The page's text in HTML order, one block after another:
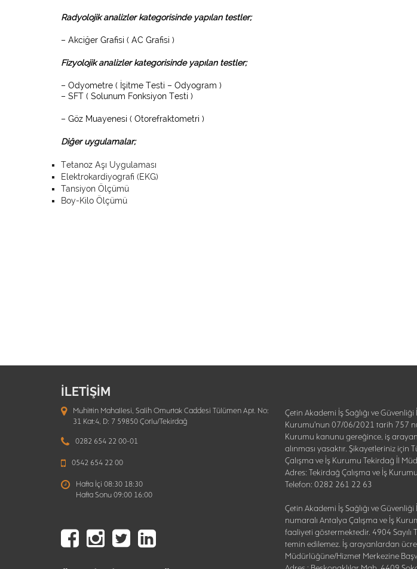
Radyolojik analizler kategorisinde yapılan testler;
– Akciğer Grafisi ( AC Grafisi )
Fizyolojik analizler kategorisinde yapılan testler;
– Odyometre ( İşitme Testi – Odyogram )
– SFT ( Solunum Fonksiyon Testi )
– Göz Muayenesi ( Otorefraktometri )
Diğer uygulamalar;
Tetanoz Aşı Uygulaması
Elektrokardiyografi (EKG)
Tansiyon Ölçümü
Boy-Kilo Ölçümü
İLETİŞİM
Muhittin Mahallesi, Salih Omurtak Caddesi Tülümen Apt. No:
31 Kat:4, D: 7 59850 Çorlu/Tekirdağ
0282 654 22 00-01
0542 654 22 00
Hafta İçi 08:30 18:30
Hafta Sonu 09:00 16:00
Çetin Akademi İş Sağlığı ve
Kurumu'nun 07/06/2021 tarih 757
Kurumu kanunu gereğince, iş
alınması yasaktır. Şikayetleriniz
Çalışma ve İş Kurumu Tekirdağ İl
Adres: Tekirdağ Çalışma ve İş
Telefon: 0282 261 22 63
Çetin Akademi İş Sağlığı ve
numaralı Antalya Çalışma ve İş
faaliyeti göstermektedir. 4904
temin edilemez. İş arayanlardan ücret
Müdürlüğüne/Hizmet Merkezine